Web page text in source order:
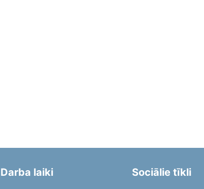
Darba laiki Sociālie tīkli